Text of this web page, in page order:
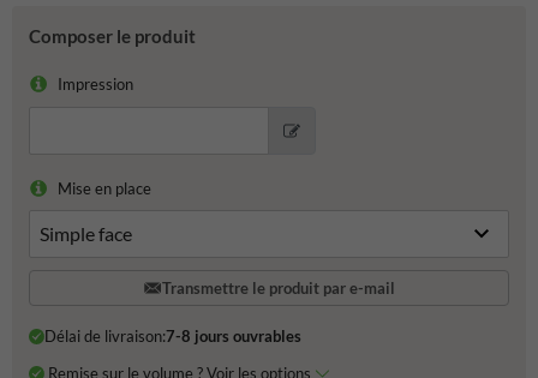
Composer le produit
Impression
Mise en place
Transmettre le produit par e-mail
Délai de livraison:7-8 jours ouvrables
Remise sur le volume ? Voir les options